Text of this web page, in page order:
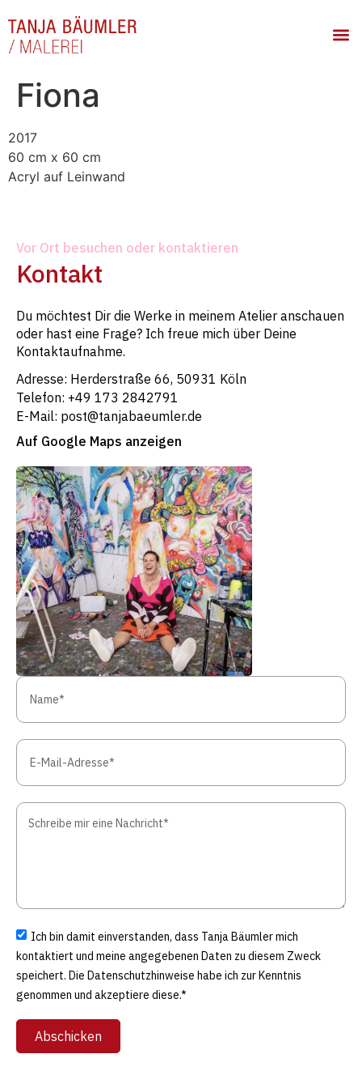
Fiona
2017
60 cm x 60 cm
Acryl auf Leinwand
Vor Ort besuchen oder kontaktieren
Kontakt
Du möchtest Dir die Werke in meinem Atelier anschauen
oder hast eine Frage? Ich freue mich über Deine
Kontaktaufnahme.
Adresse: Herderstraße 66, 50931 Köln
Telefon: +49 173 2842791
E-Mail: post@tanjabaeumler.de
Auf Google Maps anzeigen
Ich bin damit einverstanden, dass Tanja Bäumler mich
kontaktiert und meine angegebenen Daten zu diesem Zweck
speichert. Die Datenschutzhinweise habe ich zur Kenntnis
genommen und akzeptiere diese.*
Abschicken